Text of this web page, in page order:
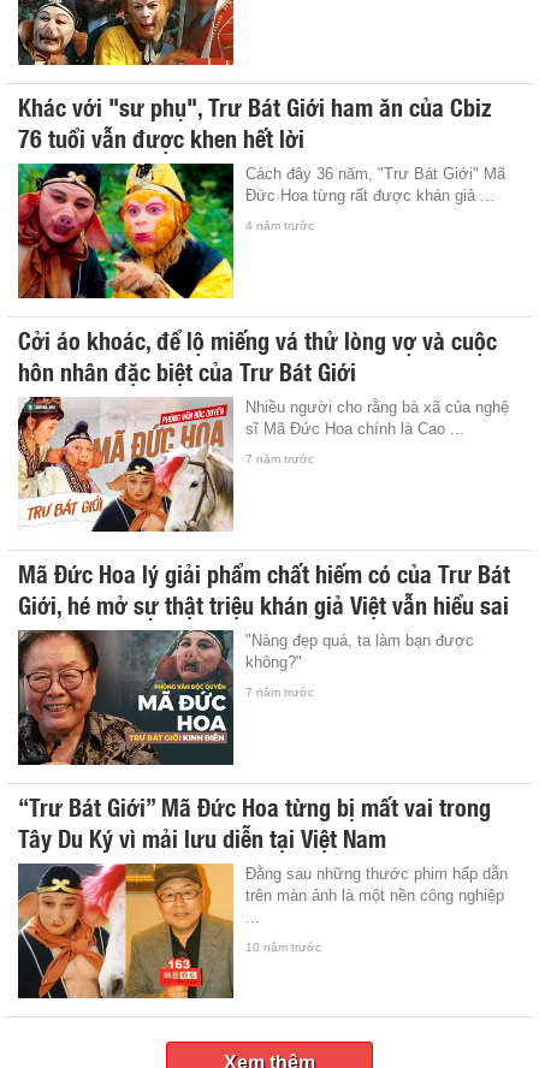
Khác với "sư phụ", Trư Bát Giới ham ăn của Cbiz
76 tuổi vẫn được khen hết lời
Cách đây 36 năm, "Trư Bát Giới" Mã
Đức Hoa từng rất được khán giả ...
4 năm trước
Cởi áo khoác, để lộ miếng vá thử lòng vợ và cuộc
hôn nhân đặc biệt của Trư Bát Giới
Nhiều người cho rằng bà xã của nghệ
sĩ Mã Đức Hoa chính là Cao ...
7 năm trước
Mã Đức Hoa lý giải phẩm chất hiếm có của Trư Bát
Giới, hé mở sự thật triệu khán giả Việt vẫn hiểu sai
"Nàng đẹp quá, ta làm bạn được
không?"
7 năm trước
“Trư Bát Giới” Mã Đức Hoa từng bị mất vai trong
Tây Du Ký vì mải lưu diễn tại Việt Nam
Đằng sau những thước phim hấp dẫn
trên màn ảnh là một nền công nghiệp
10 năm trước
Xem thêm